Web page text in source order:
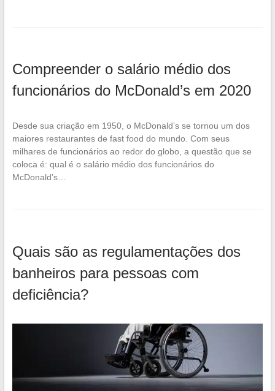
Compreender o salário médio dos
funcionários do McDonald’s em 2020
Desde sua criação em 1950, o McDonald’s se tornou um dos
maiores restaurantes de fast food do mundo. Com seus
milhares de funcionários ao redor do globo, a questão que se
coloca é: qual é o salário médio dos funcionários do
McDonald’s…
Quais são as regulamentações dos
banheiros para pessoas com
deficiência?